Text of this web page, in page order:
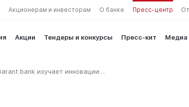
Акционерам и инвесторам О банке Пресс-центр
Акции Тендеры и конкурсы Пресс-кит Медиа
bank изучает инновации